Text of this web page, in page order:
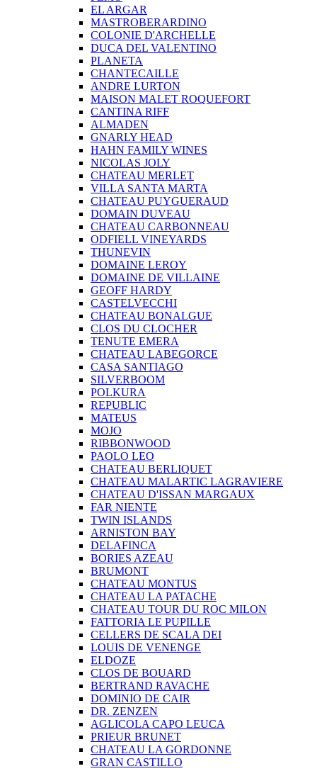
EL ARGAR
MASTROBERARDINO
COLONIE D'ARCHELLE
DUCA DEL VALENTINO
PLANETA
CHANTECAILLE
ANDRE LURTON
MAISON MALET ROQUEFORT
CANTINA RIFF
ALMADEN
GNARLY HEAD
HAHN FAMILY WINES
NICOLAS JOLY
CHATEAU MERLET
VILLA SANTA MARTA
CHATEAU PUYGUERAUD
DOMAIN DUVEAU
CHATEAU CARBONNEAU
ODFIELL VINEYARDS
THUNEVIN
DOMAINE LEROY
DOMAINE DE VILLAINE
GEOFF HARDY
CASTELVECCHI
CHATEAU BONALGUE
CLOS DU CLOCHER
TENUTE EMERA
CHATEAU LABEGORCE
CASA SANTIAGO
SILVERBOOM
POLKURA
REPUBLIC
MATEUS
MOJO
RIBBONWOOD
PAOLO LEO
CHATEAU BERLIQUET
CHATEAU MALARTIC LAGRAVIERE
CHATEAU D'ISSAN MARGAUX
FAR NIENTE
TWIN ISLANDS
ARNISTON BAY
DELAFINCA
BORIES AZEAU
BRUMONT
CHATEAU MONTUS
CHATEAU LA PATACHE
CHATEAU TOUR DU ROC MILON
FATTORIA LE PUPILLE
CELLERS DE SCALA DEI
LOUIS DE VENENGE
ELDOZE
CLOS DE BOUARD
BERTRAND RAVACHE
DOMINIO DE CAIR
DR. ZENZEN
AGLICOLA CAPO LEUCA
PRIEUR BRUNET
CHATEAU LA GORDONNE
GRAN CASTILLO